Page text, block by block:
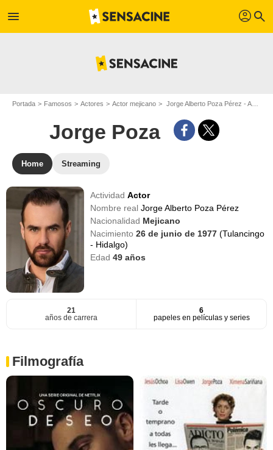
menu profil search
Portada Famosos Actores Actor mejicano Jorge Alberto Poza Pérez - Apodo : Jorge Poza
Jorge Poza
Home Streaming
ActividadActor
Nombre realJorge Alberto Poza Pérez
Nacionalidad Mejicano
Nacimiento26 de junio de 1977(Tulancingo
- Hidalgo)
Edad49 años
21
años de carrera
6
papeles en películas y series
Filmografía